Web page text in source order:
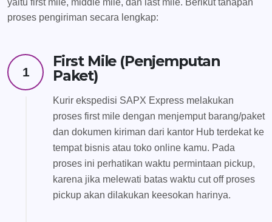
yaitu first mile, middle mile, dan last mile. Berikut tahapan
proses pengiriman secara lengkap:
1
First Mile (Penjemputan
Paket)
Kurir ekspedisi SAPX Express melakukan
proses first mile dengan menjemput barang/paket
dan dokumen kiriman dari kantor Hub terdekat ke
tempat bisnis atau toko online kamu. Pada
proses ini perhatikan waktu permintaan pickup,
karena jika melewati batas waktu cut off proses
pickup akan dilakukan keesokan harinya.